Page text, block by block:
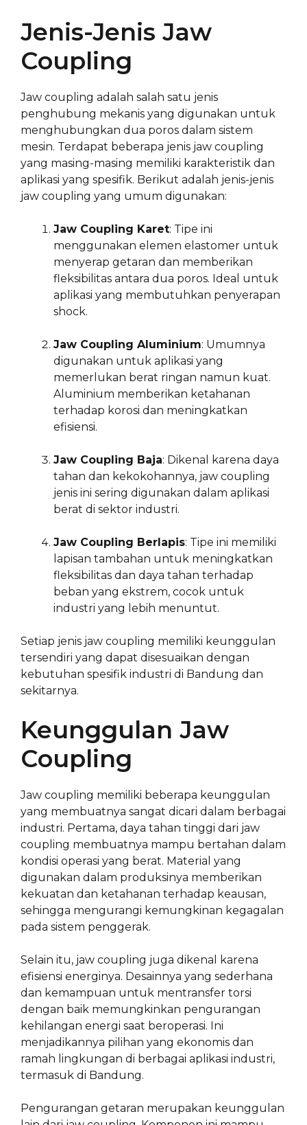
Jenis-Jenis Jaw
Coupling
Jaw coupling adalah salah satu jenis
penghubung mekanis yang digunakan untuk
menghubungkan dua poros dalam sistem
mesin. Terdapat beberapa jenis jaw coupling
yang masing-masing memiliki karakteristik dan
aplikasi yang spesifik. Berikut adalah jenis-jenis
jaw coupling yang umum digunakan:
Jaw Coupling Karet: Tipe ini
menggunakan elemen elastomer untuk
menyerap getaran dan memberikan
fleksibilitas antara dua poros. Ideal untuk
aplikasi yang membutuhkan penyerapan
shock.
Jaw Coupling Aluminium: Umumnya
digunakan untuk aplikasi yang
memerlukan berat ringan namun kuat.
Aluminium memberikan ketahanan
terhadap korosi dan meningkatkan
efisiensi.
Jaw Coupling Baja: Dikenal karena daya
tahan dan kekokohannya, jaw coupling
jenis ini sering digunakan dalam aplikasi
berat di sektor industri.
Jaw Coupling Berlapis: Tipe ini memiliki
lapisan tambahan untuk meningkatkan
fleksibilitas dan daya tahan terhadap
beban yang ekstrem, cocok untuk
industri yang lebih menuntut.
Setiap jenis jaw coupling memiliki keunggulan
tersendiri yang dapat disesuaikan dengan
kebutuhan spesifik industri di Bandung dan
sekitarnya.
Keunggulan Jaw
Coupling
Jaw coupling memiliki beberapa keunggulan
yang membuatnya sangat dicari dalam berbagai
industri. Pertama, daya tahan tinggi dari jaw
coupling membuatnya mampu bertahan dalam
kondisi operasi yang berat. Material yang
digunakan dalam produksinya memberikan
kekuatan dan ketahanan terhadap keausan,
sehingga mengurangi kemungkinan kegagalan
pada sistem penggerak.
Selain itu, jaw coupling juga dikenal karena
efisiensi energinya. Desainnya yang sederhana
dan kemampuan untuk mentransfer torsi
dengan baik memungkinkan pengurangan
kehilangan energi saat beroperasi. Ini
menjadikannya pilihan yang ekonomis dan
ramah lingkungan di berbagai aplikasi industri,
termasuk di Bandung.
Pengurangan getaran merupakan keunggulan